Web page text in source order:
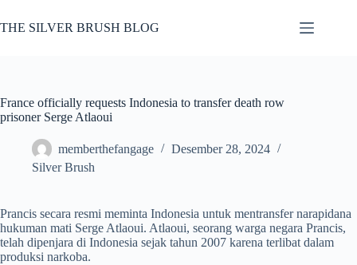
to
content
THE SILVER BRUSH BLOG
France officially requests Indonesia to transfer death row
prisoner Serge Atlaoui
memberthefangage
Desember 28, 2024
Silver Brush
Prancis secara resmi meminta Indonesia untuk mentransfer narapidana
hukuman mati Serge Atlaoui. Atlaoui, seorang warga negara Prancis,
telah dipenjara di Indonesia sejak tahun 2007 karena terlibat dalam
produksi narkoba.